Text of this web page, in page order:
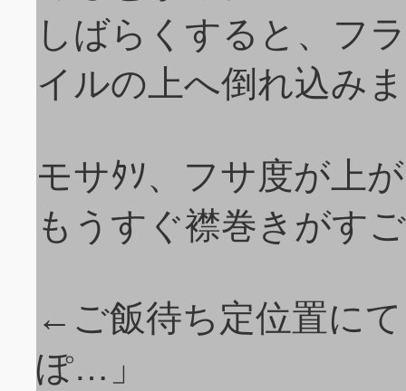
しばらくすると、フ
イルの上へ倒れ込み
モサﾀｿ、フサ度が上
もうすぐ襟巻きがす
←ご飯待ち定位置に
ぽ…」